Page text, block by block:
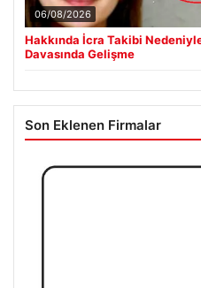
06/08/2026
Hakkında İcra Takibi
Davasında Gelişme
Son Eklenen Firmalar